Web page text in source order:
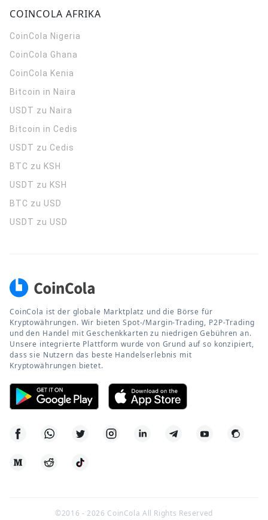
COINCOLA AFRIKA
CoinCola Nigeria
CoinCola Ghana
CoinCola Kenia
Bitcoin in Naira
USDT zu Naira
Bitcoin in Cedis
USDT zu Cedis
BTC zu KSH
USDT zu KSH
BTC zu USD
USDT zu USD
CoinCola ist der globale Marktplatz und die Börse für
Kryptowährungen. Wir bieten Spot-/Margin-Trading, P2P-Trading
und den Handel mit Geschenkkarten zu niedrigen Gebühren an.
Unsere integrierte Plattform wurde von Grund auf so konzipiert,
dass sie Nutzern das beste Handelserlebnis mit
Kryptowährungen bietet.
©2016 -2026 CoinCola All Rights Reserved